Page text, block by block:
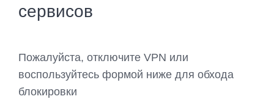
сервисов
Пожалуйста, отключите VPN или
воспользуйтесь формой ниже для обхода
блокировки